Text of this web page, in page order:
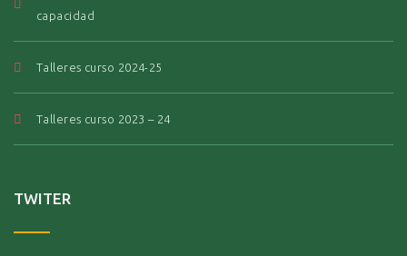
capacidad
Talleres curso 2024-25
Talleres curso 2023 – 24
TWITER